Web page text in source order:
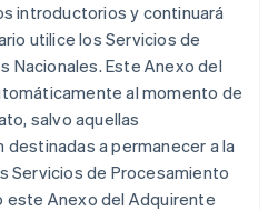
introductorios y continuará
utilice los Servicios de
Nacionales. Este Anexo del
al momento de
salvo aquellas
a permanecer a la
Servicios de Procesamiento
este Anexo del Adquirente